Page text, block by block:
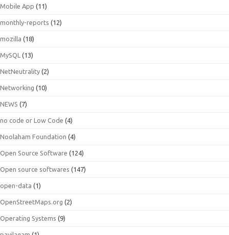
Mobile App (11)
monthly-reports (12)
mozilla (18)
MySQL (13)
NetNeutrality (2)
Networking (10)
NEWS (7)
no code or Low Code (4)
Noolaham Foundation (4)
Open Source Software (124)
Open source softwares (147)
open-data (1)
OpenStreetMaps.org (2)
Operating Systems (9)